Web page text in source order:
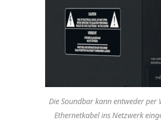
Die Soundbar kann entweder per
Ethernetkabel ins Netzwerk